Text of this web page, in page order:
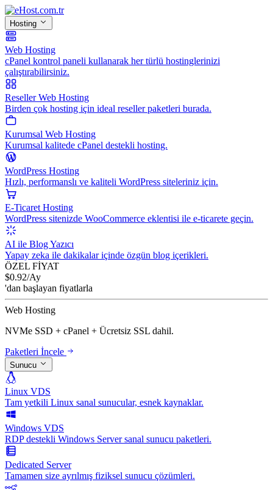
Hosting
Web Hosting
cPanel kontrol paneli kullanarak her türlü hostinglerinizi
çalıştırabilirsiniz.
Reseller Web Hosting
Birden çok hosting için ideal reseller paketleri burada.
Kurumsal Web Hosting
Kurumsal kalitede cPanel destekli hosting.
WordPress Hosting
Hızlı, performanslı ve kaliteli WordPress siteleriniz için.
E-Ticaret Hosting
WordPress sitenizde WooCommerce eklentisi ile e-ticarete geçin.
AI ile Blog Yazıcı
Yapay zeka ile dakikalar içinde özgün blog içerikleri.
ÖZEL FİYAT
$0.92/Ay
'dan başlayan fiyatlarla
Web Hosting
NVMe SSD + cPanel + Ücretsiz SSL dahil.
Paketleri İncele
Sunucu
Linux VDS
Tam yetkili Linux sanal sunucular, esnek kaynaklar.
Windows VDS
RDP destekli Windows Server sanal sunucu paketleri.
Dedicated Server
Tamamen size ayrılmış fiziksel sunucu çözümleri.